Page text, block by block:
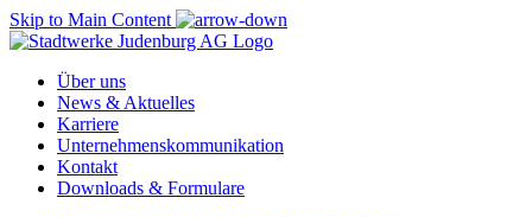
Skip to Main Content
Über uns
News & Aktuelles
Karriere
Unternehmenskommunikation
Kontakt
Downloads & Formulare